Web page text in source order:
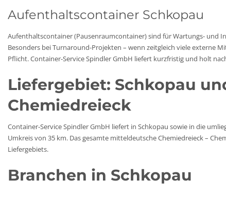
Aufenthaltscontainer Schkopau
Aufenthaltscontainer (Pausenraumcontainer) sind für Wartungs- und
Besonders bei Turnaround-Projekten – wenn zeitgleich viele externe
Pflicht. Container-Service Spindler GmbH liefert kurzfristig und holt
Liefergebiet: Schkopau
Chemiedreieck
Container-Service Spindler GmbH liefert in Schkopau sowie in die
Umkreis von 35 km. Das gesamte mitteldeutsche Chemiedreieck –
Liefergebiets.
Branchen in Schkopau